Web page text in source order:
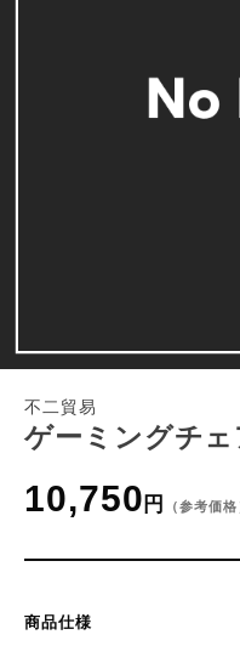
不二貿易
ゲーミングチ
10,750 円 （参考価格
商品仕様